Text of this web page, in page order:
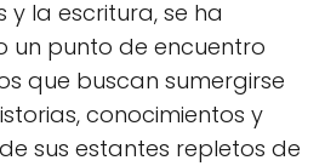
la escritura, se ha
un punto de encuentro
que buscan sumergirse
conocimientos y
sus estantes repletos de